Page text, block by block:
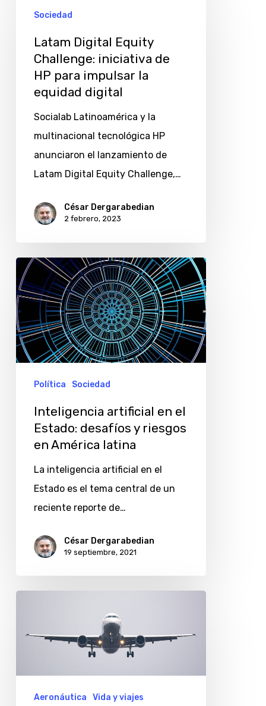
Digital
Challenge:
iniciativa
digital
Sociedad
Latam Digital Equity
Challenge: iniciativa de
HP para impulsar la
equidad digital
Socialab Latinoamérica y la
multinacional tecnológica HP
anunciaron el lanzamiento de
Latam Digital Equity Challenge,…
César Dergarabedian
2 febrero, 2023
Inteligencia
artificial
en
el
Estado:
desafíos
Política Sociedad
Inteligencia artificial en el
Estado: desafíos y riesgos
en América latina
La inteligencia artificial en el
Estado es el tema central de un
reciente reporte de…
César Dergarabedian
19 septiembre, 2021
modernización
vigilancia
Aeronáutica Vida y viajes